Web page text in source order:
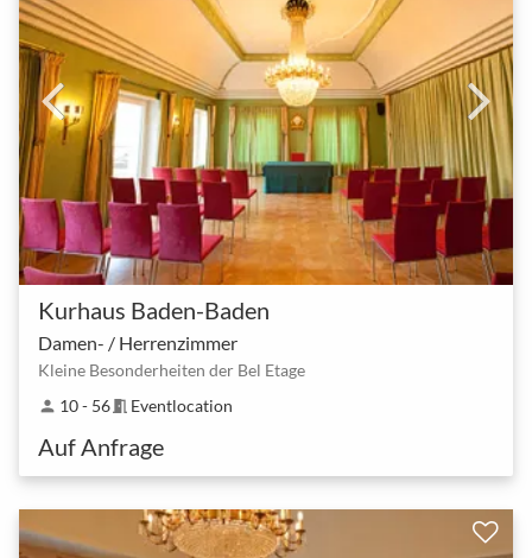
Kurhaus Baden-Baden
Damen- / Herrenzimmer
Kleine Besonderheiten der Bel Etage
person 10 - 56meeting_room Eventlocation
Auf Anfrage